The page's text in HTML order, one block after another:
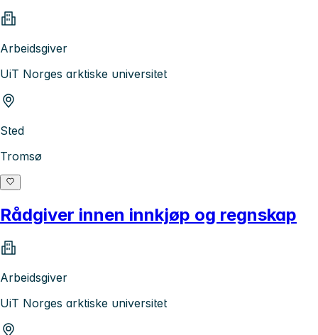
Arbeidsgiver
UiT Norges arktiske universitet
Sted
Tromsø
Rådgiver innen innkjøp og regnskap
Arbeidsgiver
UiT Norges arktiske universitet